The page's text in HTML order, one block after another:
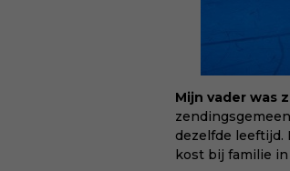
Mijn vader was
dezelfde leeftijd.
kost bij familie